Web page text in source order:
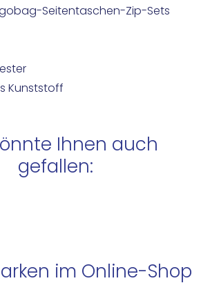
Seitentaschen-Zip-Sets
Kunststoff
Ihnen auch
gefallen:
im Online-Shop